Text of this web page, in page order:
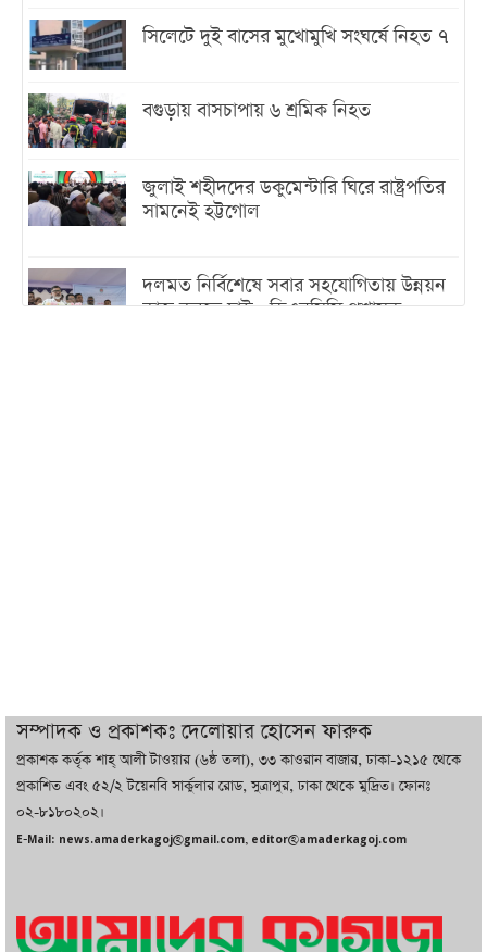
সিলেটে দুই বাসের মুখোমুখি সংঘর্ষে নিহত ৭
বগুড়ায় বাসচাপায় ৬ শ্রমিক নিহত
জুলাই শহীদদের ডকুমেন্টারি ঘিরে রাষ্ট্রপতির
সামনেই হট্টগোল
দলমত নির্বিশেষে সবার সহযোগিতায় উন্নয়ন
কাজ করতে চাই : ডিএনসিসি প্রশাসক
বাজারে কাঁচা মরিচে ‘আগুন’, ‘এত দাম তো
আগে দেখিনি’
সম্পাদক ও প্রকাশকঃ দেলোয়ার হোসেন ফারুক
প্রকাশক কর্তৃক শাহ্ আলী টাওয়ার (৬ষ্ঠ তলা), ৩৩ কাওরান বাজার, ঢাকা-১২১৫ থেকে
প্রকাশিত এবং ৫২/২ টয়েনবি সার্কুলার রোড, সুত্রাপুর, ঢাকা থেকে মুদ্রিত। ফোনঃ
০২-৮১৮০২০২।
E-Mail: news.amaderkagoj@gmail.com, editor@amaderkagoj.com